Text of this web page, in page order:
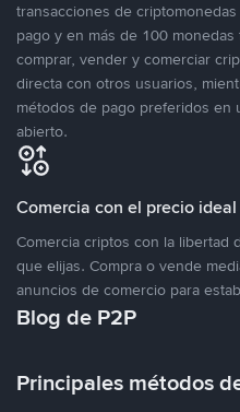
transacciones de
pago y en más de 100
comprar, vender y comerciar
directa con otros usuarios,
métodos de pago preferidos en
abierto.
Comercia con el precio
Comercia criptos con la libertad
que elijas. Compra o vende
anuncios de comercio para
Blog de P2P
Principales métodos